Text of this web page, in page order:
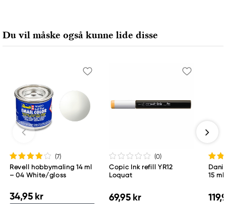
Du vil måske også kunne lide disse
(7)
Revell hobbymaling 14 ml
– 04 White/gloss
34,95 kr
(0)
Copic Ink refill YR12
Loquat
69,95 kr
15